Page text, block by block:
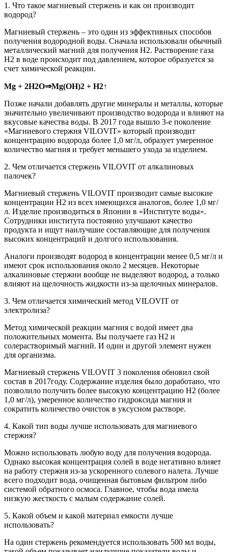
1. Что такое магниевый стержень и как он производит
водород?
Магниевый стержень – это один из эффективных способов
получения водородной воды. Сначала использовали обычный
металлический магний для получения Н2. Растворение газа
Н2 в воде происходит под давлением, которое образуется за
счет химической реакции.
Мg + 2H2O⇒Mg(OH)2 + H2↑
Позже начали добавлять другие минералы и металлы, которые
значительно увеличивают производство водорода и влияют на
вкусовые качества воды. В 2017 года вышло 3-е поколение
«Магниевого стержня VILOVIT» который производит
концентрацию водорода более 1,0 мг/л, образует умеренное
количество магния и требует меньшего ухода за изделием.
2. Чем отличается стержень VILOVIT от алкалиновых
палочек?
Магниевый стержень VILOVIT производит самые высокие
концентрации Н2 из всех имеющихся аналогов, более 1,0 мг/
л. Изделие производиться в Японии в «Институте воды».
Сотрудники института постоянно улучшают качество
продукта и ищут наилучшие составляющие для получения
высоких концентраций и долгого использования.
Аналоги производят водород в концентрации менее 0,5 мг/л и
имеют срок использования около 2 месяцев. Некоторые
алкалиновые стержни вообще не выделяют водород, а только
влияют на щелочность жидкости из-за щелочных минералов.
3. Чем отличается химический метод VILOVIT от
электролиза?
Метод химической реакции магния с водой имеет два
положительных момента. Вы получаете газ Н2 и
солерастворимый магний. И один и другой элемент нужен
для организма.
Магниевый стержень VILOVIT 3 поколения обновил свой
состав в 2017году. Содержание изделия было доработано, что
позволило получить более высокую концентрацию Н2 (более
1,0 мг/л), умеренное количество гидроксида магния и
сократить количество очисток в уксусном растворе.
4. Какой тип воды лучше использовать для магниевого
стержня?
Можно использовать любую воду для получения водорода.
Однако высокая концентрация солей в воде негативно влияет
на работу стержня из-за ускоренного солевого налета. Лучше
всего подходит вода, очищенная бытовым фильтром либо
системой обратного осмоса. Главное, чтобы вода имела
низкую жесткость с малым содержание солей.
5. Какой объем и какой материал емкости лучше
использовать?
На один стержень рекомендуется использовать 500 мл воды,